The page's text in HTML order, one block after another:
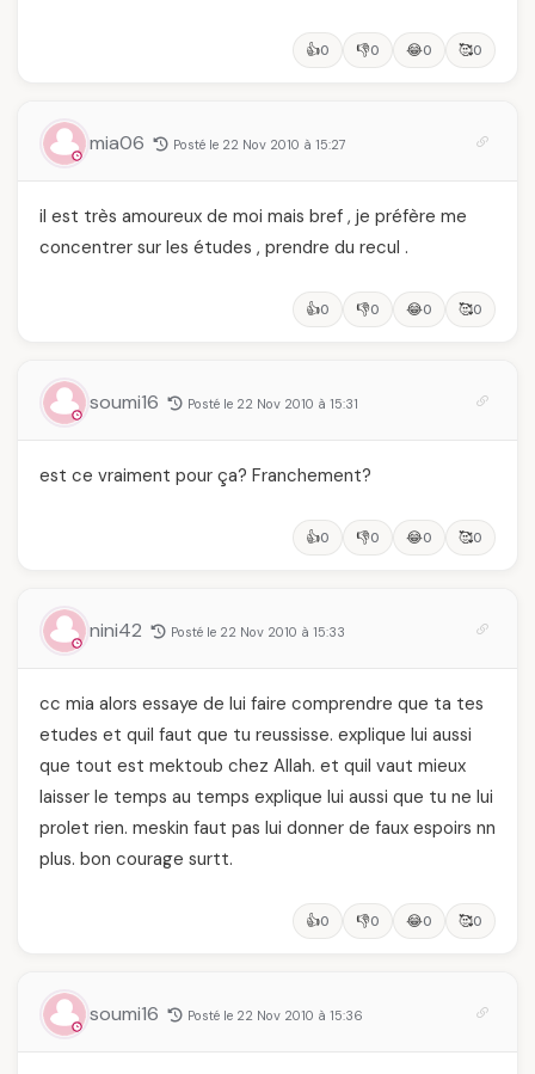
👍0 👎0 😂0 🥰0
mia06 Posté le 22 Nov 2010 à 15:27
il est très amoureux de moi mais bref , je préfère me
concentrer sur les études , prendre du recul .
👍0 👎0 😂0 🥰0
soumi16 Posté le 22 Nov 2010 à 15:31
est ce vraiment pour ça? Franchement?
👍0 👎0 😂0 🥰0
nini42 Posté le 22 Nov 2010 à 15:33
cc mia alors essaye de lui faire comprendre que ta tes
etudes et quil faut que tu reussisse. explique lui aussi
que tout est mektoub chez Allah. et quil vaut mieux
laisser le temps au temps explique lui aussi que tu ne lui
prolet rien. meskin faut pas lui donner de faux espoirs nn
plus. bon courage surtt.
👍0 👎0 😂0 🥰0
soumi16 Posté le 22 Nov 2010 à 15:36